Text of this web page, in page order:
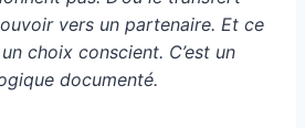
vers un partenaire. Et ce
choix conscient. C’est un
documenté.